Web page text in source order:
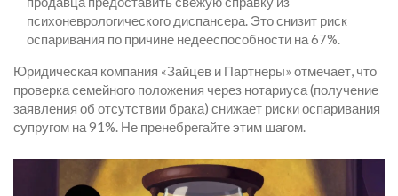
психоневрологического диспансера. Это снизит риск
оспаривания по причине недееспособности на 67%.
Юридическая компания «Зайцев и Партнеры» отмечает, что
проверка семейного положения через нотариуса (получение
заявления об отсутствии брака) снижает риски оспаривания
супругом на 91%. Не пренебрегайте этим шагом.